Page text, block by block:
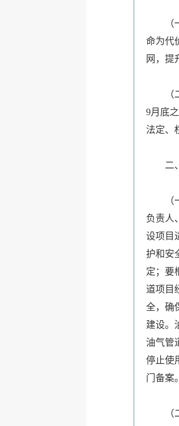
（一
命为代
网，提
（二
9月底
法定、
二、
（一
负责人
设项目
护和安
定；要
道项目
全，确
建设。
油气管
停止使
门备案。
（二